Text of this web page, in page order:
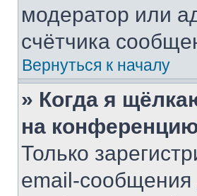
модератор или
счётчика
Вернуться к началу
» Когда я
на
Только
email-сообщения